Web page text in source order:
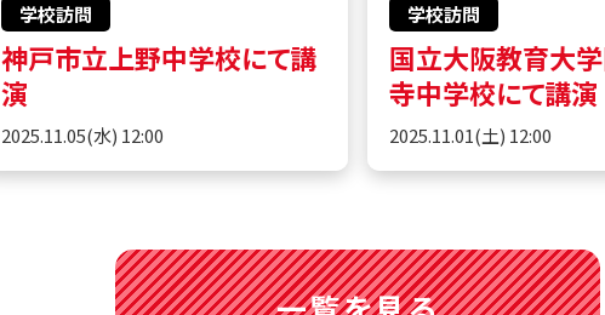
学校訪問
神戸市立上野中学校にて講
演
2025.11.05(水) 12:00
学校訪問
国立大阪教育大
寺中学校にて講演
2025.11.01(土) 12:00